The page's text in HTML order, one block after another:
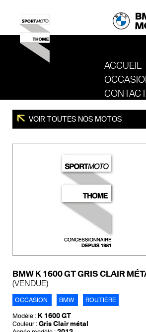
ACCUEIL
REVENIR
VOIR TOUTES NOS MOTOS
BMW K 1600 GT GRIS CLAIR
(VENDUE)
OCCASION BMW ROUTIÈRE
Modèle : K 1600 GT
Couleur : Gris Clair métal